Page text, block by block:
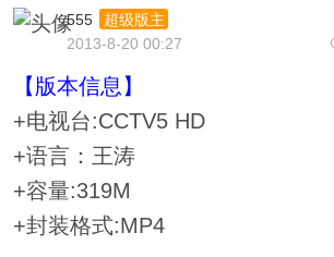
555
超级版主
2013-8-20 00:27
【版本信息】
+电视台:CCTV5 HD
+语言：王涛
+容量:319M
+封装格式:MP4